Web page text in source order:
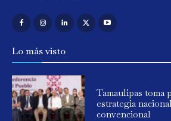
Lo más visto
Tamaulipas toma
estrategia
convencional